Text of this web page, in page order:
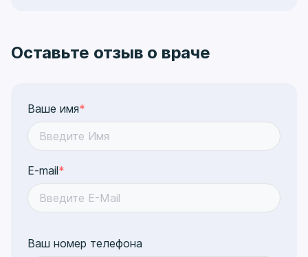
Оставьте отзыв о враче
Ваше имя*
E-mail*
Ваш номер телефона